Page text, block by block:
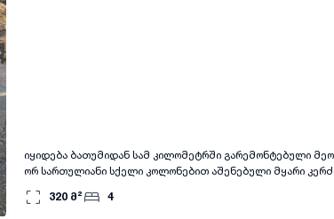
იყიდება ბათუმიდან სამ კილომეტრში გარემონტებული მეორე სართულით და ავეჯით 320
ორ სართულიანი სქელი კოლონებით აშენებული მყარი
ოჯახური სასტუმროსთვის. შეიძლება ნაკვეთზე კიდევ აშენდეს რამოდენიმე
320 მ² 4